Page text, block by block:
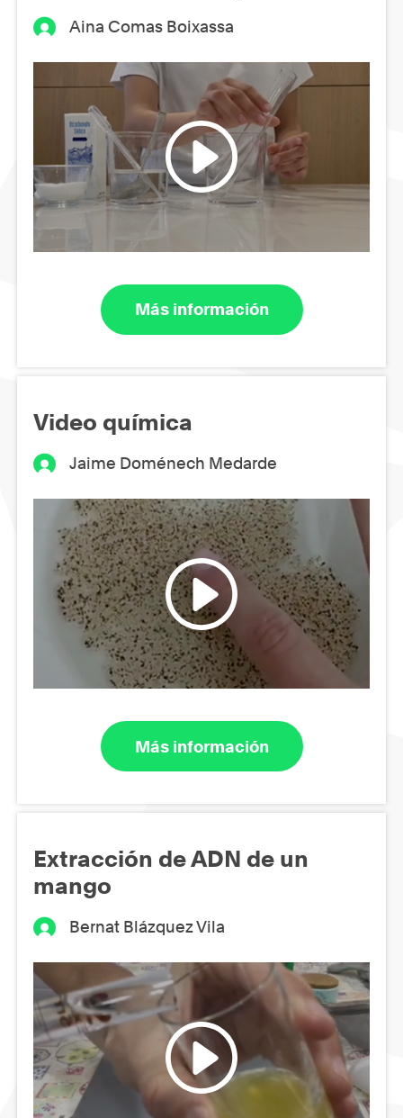
Aina Comas Boixassa
Más información
Video química
Jaime Doménech Medarde
Más información
Extracción de ADN de un
mango
Bernat Blázquez Vila